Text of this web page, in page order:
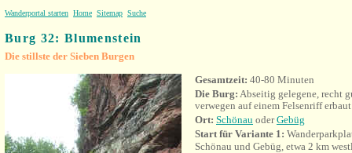
Wanderportal starten Home Sitemap Suche
Burg 32: Blumenstein
Die stillste der Sieben Burgen
Gesamtzeit: 40-80 Minuten
Die Burg: Abseitig gelegene, recht
verwegen auf einem Felsenriff
Ort: Schönau oderGebüg
Start für Variante 1:
Schönau und Gebüg, etwa 2 km